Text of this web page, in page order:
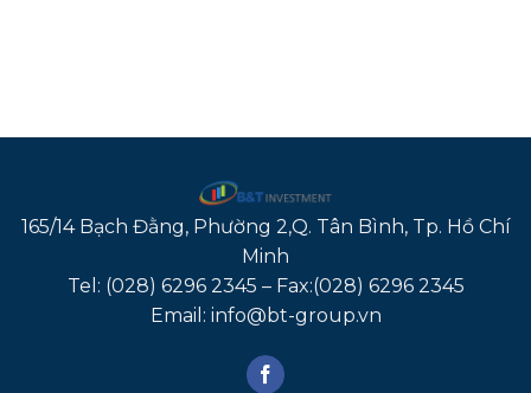
165/14 Bạch Đằng, Phường 2,Q. Tân Bình, Tp. Hồ Chí
Minh
Tel: (028) 6296 2345 – Fax:(028) 6296 2345
Email: info@bt-group.vn